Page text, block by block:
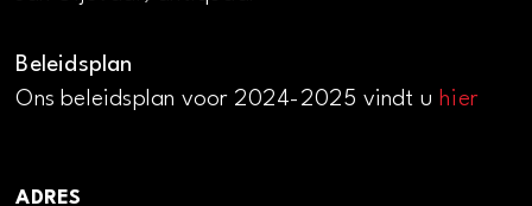
Beleidsplan
Ons beleidsplan voor 2024-2025 vindt uhier
ADRES